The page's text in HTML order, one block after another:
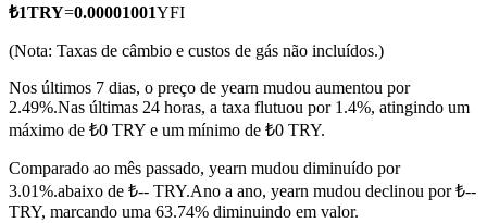
Futuros de USDC
Futuros usando USDC como garantia
₺1TRY=0.00001001YFI
(Nota: Taxas de câmbio e custos de gás não incluídos.)
Nos últimos 7 dias, o preço de yearn mudou aumentou por
2.49%.Nas últimas 24 horas, a taxa flutuou por 1.4%, atingindo um
máximo de ₺0 TRY e um mínimo de ₺0 TRY.
Comparado ao mês passado, yearn mudou diminuído por
3.01%.abaixo de ₺-- TRY.Ano a ano, yearn mudou declinou por ₺--
TRY, marcando uma 63.74% diminuindo em valor.